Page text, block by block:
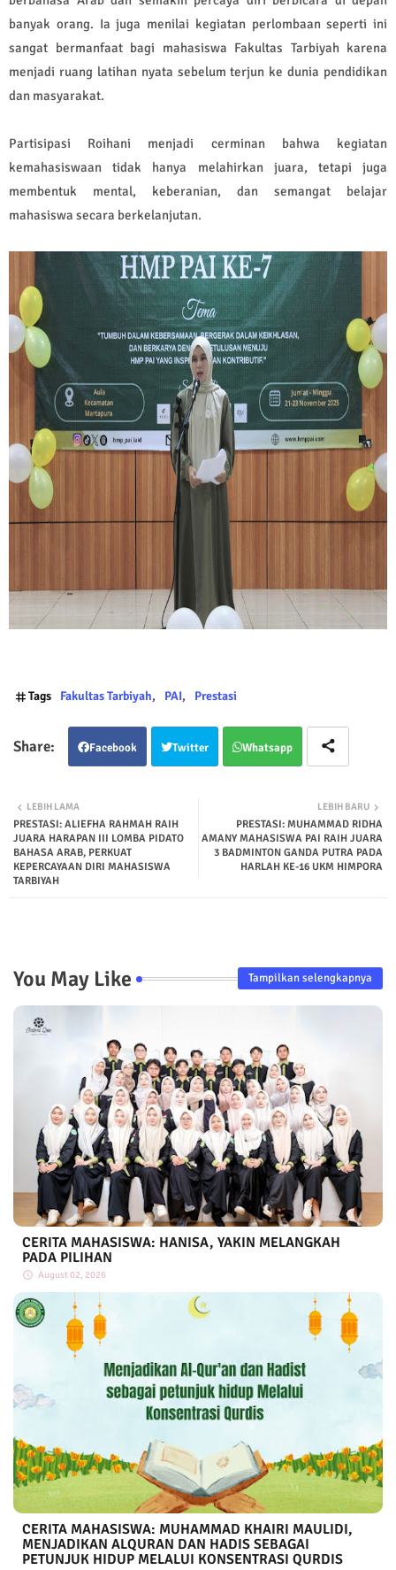
banyak orang. Ia juga menilai kegiatan perlombaan seperti ini
sangat bermanfaat bagi mahasiswa Fakultas Tarbiyah karena
menjadi ruang latihan nyata sebelum terjun ke dunia pendidikan
dan masyarakat.
Partisipasi Roihani menjadi cerminan bahwa kegiatan
kemahasiswaan tidak hanya melahirkan juara, tetapi juga
membentuk mental, keberanian, dan semangat belajar
mahasiswa secara berkelanjutan.
Tags Fakultas Tarbiyah PAI Prestasi
Facebook Twitter Whatsapp
LEBIH BARU
PRESTASI: MUHAMMAD RIDHA
AMANY MAHASISWA PAI RAIH JUARA
3 BADMINTON GANDA PUTRA PADA
HARLAH KE-16 UKM HIMPORA
LEBIH LAMA
PRESTASI: ALIEFHA RAHMAH RAIH
JUARA HARAPAN III LOMBA PIDATO
BAHASA ARAB, PERKUAT
KEPERCAYAAN DIRI MAHASISWA
TARBIYAH
You May Like Tampilkan selengkapnya
CERITA MAHASISWA: HANISA, YAKIN MELANGKAH
PADA PILIHAN
August 02, 2026
CERITA MAHASISWA: MUHAMMAD KHAIRI MAULIDI,
MENJADIKAN ALQURAN DAN HADIS SEBAGAI
PETUNJUK HIDUP MELALUI KONSENTRASI QURDIS